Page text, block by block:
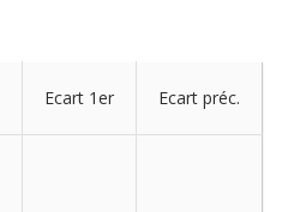
Ecart 1er Ecart préc.